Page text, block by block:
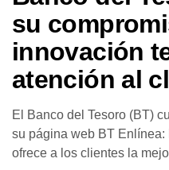
su
innovación
atención al
El Banco del Tesoro (BT)
su página web BT Enlínea:
ofrece a los clientes la